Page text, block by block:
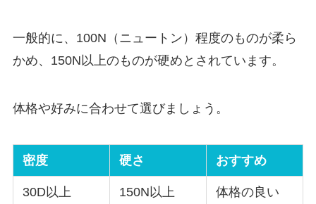
一般的に、100N（ニュートン）程度のものが柔ら
かめ、150N以上のものが硬めとされています。
体格や好みに合わせて選びましょう。
密度 硬さ おすすめ
30D以上 150N以上
体格の良い